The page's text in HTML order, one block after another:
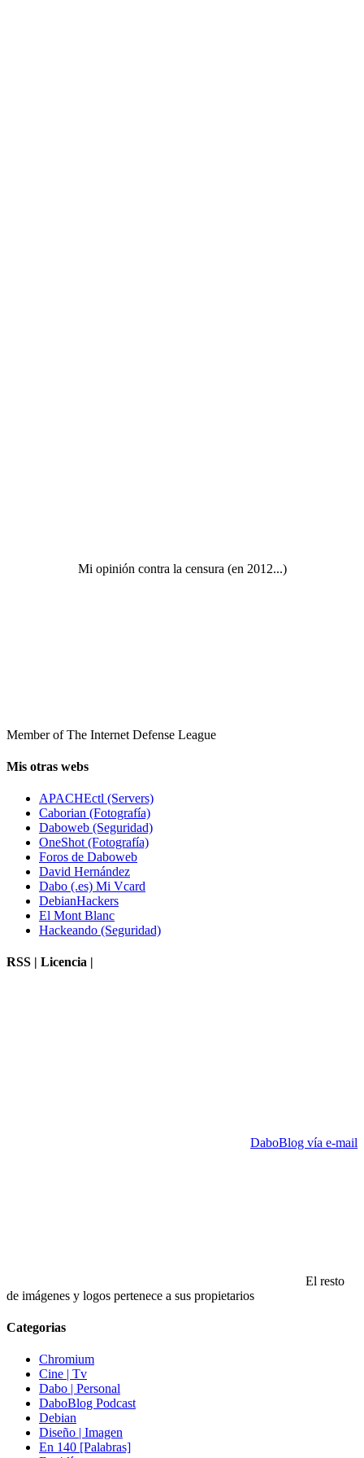
Mi opinión contra la censura (en 2012...)
Member of The Internet Defense League
Mis otras webs
APACHEctl (Servers)
Caborian (Fotografía)
Daboweb (Seguridad)
OneShot (Fotografía)
Foros de Daboweb
David Hernández
Dabo (.es) Mi Vcard
DebianHackers
El Mont Blanc
Hackeando (Seguridad)
RSS | Licencia |
DaboBlog vía e-mail
El resto
de imágenes y logos pertenece a sus propietarios
Categorias
Chromium
Cine | Tv
Dabo | Personal
DaboBlog Podcast
Debian
Diseño | Imagen
En 140 [Palabras]